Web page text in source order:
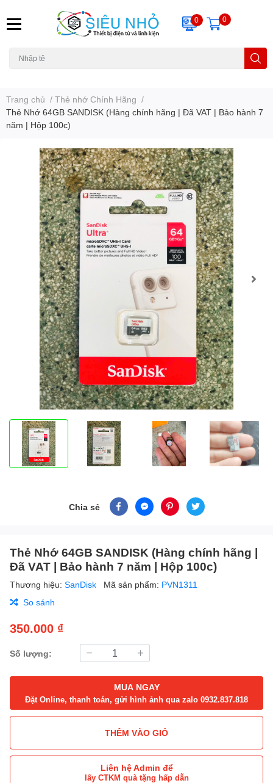
0 0
Trang chủ / Thẻ nhớ Chính Hãng /
Thẻ Nhớ 64GB SANDISK (Hàng chính hãng | Đã VAT | Bảo hành 7
năm | Hộp 100c)
Chia sẻ
Thẻ Nhớ 64GB SANDISK (Hàng chính hãng |
Đã VAT | Bảo hành 7 năm | Hộp 100c)
Thương hiệu: SanDisk Mã sản phẩm: PVN1311
So sánh
350.000 ₫
Số lượng:
MUA NGAY
Đặt Online, thanh toán, gửi hình ảnh qua zalo 0932.837.818
THÊM VÀO GIỎ
Liên hệ Admin để
lấy CTKM quà tặng hấp dẫn